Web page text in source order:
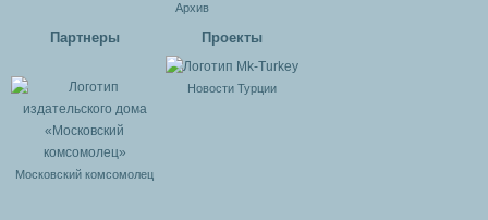
Архив
Партнеры
Московский комсомолец
Проекты
Новости Турции